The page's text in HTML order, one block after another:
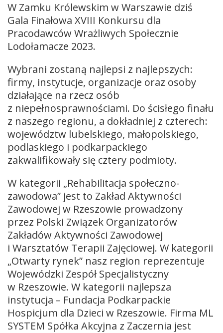
W Zamku Królewskim w Warszawie dziś
Gala Finałowa XVIII Konkursu dla
Pracodawców Wrażliwych Społecznie
Lodołamacze 2023.
Wybrani zostaną najlepsi z najlepszych:
firmy, instytucje, organizacje oraz osoby
działające na rzecz osób
z niepełnosprawnościami. Do ścisłego finału
z naszego regionu, a dokładniej z czterech:
województw lubelskiego, małopolskiego,
podlaskiego i podkarpackiego
zakwalifikowały się cztery podmioty.
W kategorii „Rehabilitacja społeczno-
zawodowa” jest to Zakład Aktywności
Zawodowej w Rzeszowie prowadzony
przez Polski Związek Organizatorów
Zakładów Aktywności Zawodowej
i Warsztatów Terapii Zajęciowej. W kategorii
„Otwarty rynek” nasz region reprezentuje
Wojewódzki Zespół Specjalistyczny
w Rzeszowie. W kategorii najlepsza
instytucja – Fundacja Podkarpackie
Hospicjum dla Dzieci w Rzeszowie. Firma ML
SYSTEM Spółka Akcyjna z Zaczernia jest